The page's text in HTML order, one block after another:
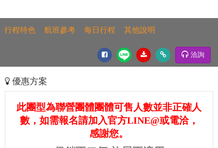
行程特色 航班參考 每日行程 其他說明
洽詢
優惠方案
此團型為聯營團體團體可售人數並非正確人
數，如需報名請加入官方LINE@或電洽，
感謝您。